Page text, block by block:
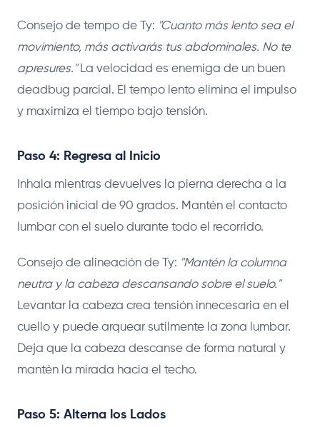
Consejo de tempo de Ty: "Cuanto más lento sea el
movimiento, más activarás tus abdominales. No te
apresures."La velocidad es enemiga de un buen
deadbug parcial. El tempo lento elimina el impulso
y maximiza el tiempo bajo tensión.
Paso 4: Regresa al Inicio
Inhala mientras devuelves la pierna derecha a la
posición inicial de 90 grados. Mantén el contacto
lumbar con el suelo durante todo el recorrido.
Consejo de alineación de Ty: "Mantén la columna
neutra y la cabeza descansando sobre el suelo."
Levantar la cabeza crea tensión innecesaria en el
cuello y puede arquear sutilmente la zona lumbar.
Deja que la cabeza descanse de forma natural y
mantén la mirada hacia el techo.
Paso 5: Alterna los Lados